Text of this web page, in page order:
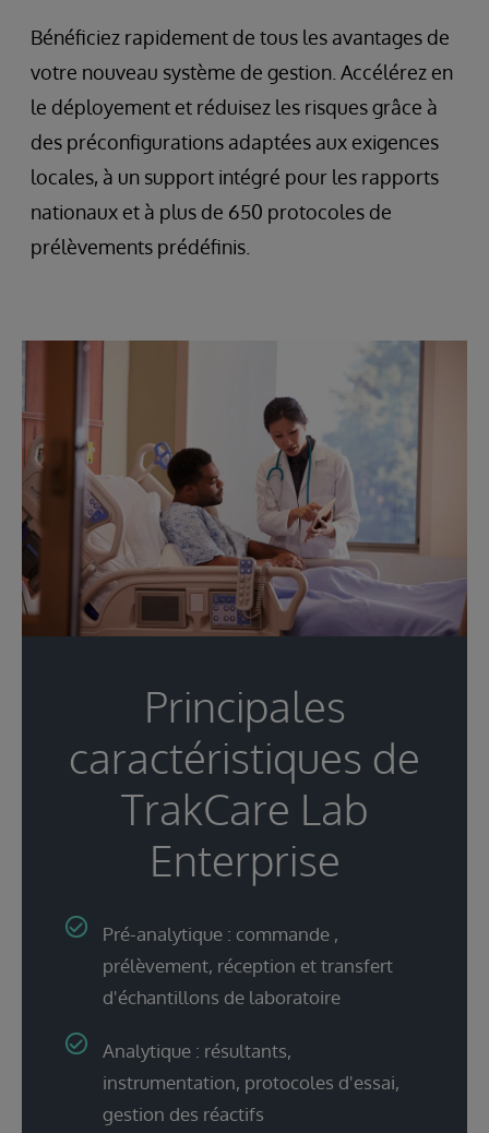
Bénéficiez rapidement de tous les avantages de
votre nouveau système de gestion. Accélérez en
le déployement et réduisez les risques grâce à
des préconfigurations adaptées aux exigences
locales, à un support intégré pour les rapports
nationaux et à plus de 650 protocoles de
prélèvements prédéfinis.
Principales
caractéristiques de
TrakCare Lab
Enterprise
Pré-analytique : commande ,
prélèvement, réception et transfert
d'échantillons de laboratoire
Analytique : résultants,
instrumentation, protocoles d'essai,
gestion des réactifs